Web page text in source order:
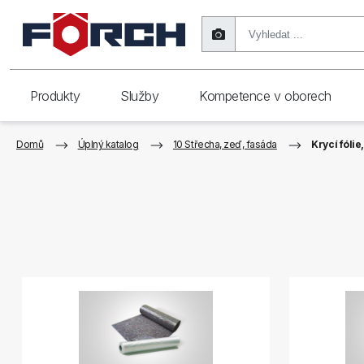
Produkty Služby Kompetence v oborech
Domů Úplný katalog 10 Střecha, zeď, fasáda Krycí